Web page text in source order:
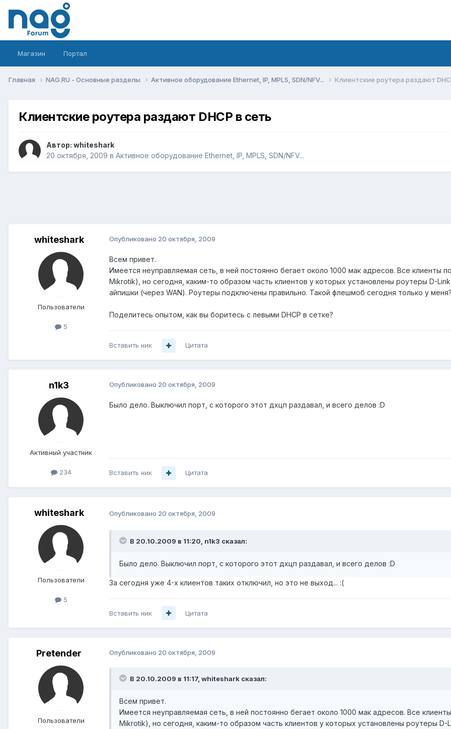
Магазин Портал
Главная NAG.RU - Основные разделы Активное оборудование Ethernet, IP, MPLS, SDN/NFV... Клиентские роутера раздают
Клиентские роутера раздают DHCP в сеть
Автор: whiteshark
20 октября, 2009 в Активное оборудование Ethernet, IP, MPLS, SDN/NFV...
whiteshark
Пользователи
5
Опубликовано 20 октября, 2009
Всем привет.
Имеется неуправляемая сеть, в ней постоянно бегает около 1000 мак адресов. Все клиенты
Mikrotik), но сегодня, каким-то образом часть клиентов у которых установлены роутеры D-
айпишки (через WAN). Роутеры подключены правильно. Такой флешмоб сегодня только у
Поделитесь опытом, как вы боритесь с левыми DHCP в сетке?
Вставить ник Цитата
n1k3
Активный участник
234
Опубликовано 20 октября, 2009
Было дело. Выключил порт, с которого этот дхцп раздавал, и всего делов :D
Вставить ник Цитата
whiteshark
Пользователи
5
Опубликовано 20 октября, 2009
В 20.10.2009 в 11:20, n1k3 сказал:
Было дело. Выключил порт, с которого этот дхцп раздавал, и всего делов :D
За сегодня уже 4-х клиентов таких отключил, но это не выход... :(
Вставить ник Цитата
Pretender
Пользователи
Опубликовано 20 октября, 2009
В 20.10.2009 в 11:17, whiteshark сказал:
Всем привет.
Имеется неуправляемая сеть, в ней постоянно бегает около 1000 мак адресов. Все
Mikrotik), но сегодня, каким-то образом часть клиентов у которых установлены роутеры D-